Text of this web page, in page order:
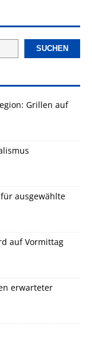
SUCHEN
Grillen auf
ausgewählte
auf Vormittag
erwarteter